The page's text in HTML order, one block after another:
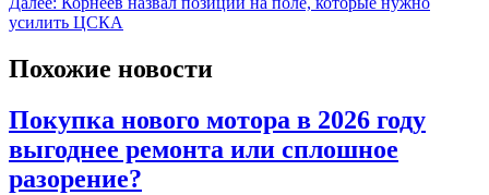
усилить ЦСКА
Похожие новости
Покупка нового мотора в 2026 году
выгоднее ремонта или сплошное
разорение?